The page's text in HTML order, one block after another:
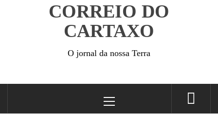
CORREIO DO
CARTAXO
O jornal da nossa Terra
Menu